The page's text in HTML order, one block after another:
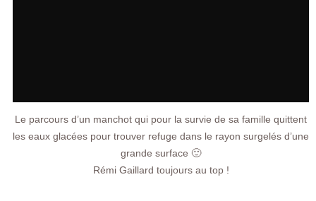
Le parcours d’un manchot qui pour la survie de sa famille quittent
les eaux glacées pour trouver refuge dans le rayon surgelés d’une
grande surface 🙂
Rémi Gaillard toujours au top !